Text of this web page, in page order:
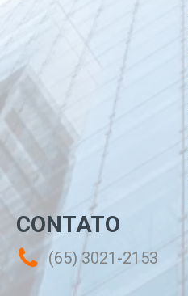
CONTATO
(65) 3021-2153